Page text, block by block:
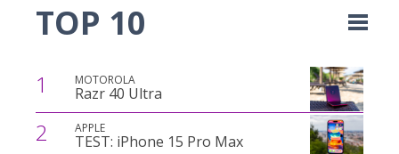
TOP 10
1 MOTOROLA
Razr 40 Ultra
2 APPLE
TEST: iPhone 15 Pro Max